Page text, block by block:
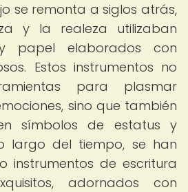
se remonta a siglos atrás,
y la realeza utilizaban
papel elaborados con
Estos instrumentos no
para plasmar
sino que también
símbolos de estatus y
largo del tiempo, se han
instrumentos de escritura
adornados con